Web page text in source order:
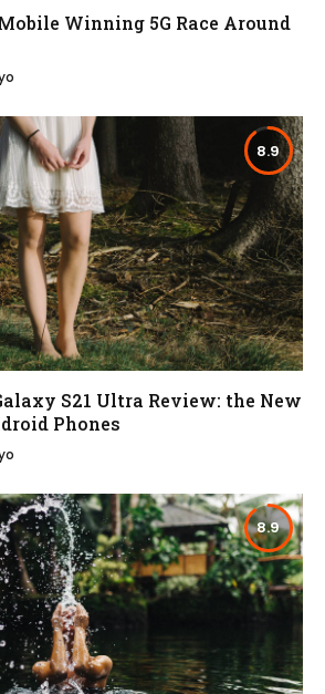
Winning 5G Race Around
8.9
S21 Ultra Review: the New
Phones
8.9